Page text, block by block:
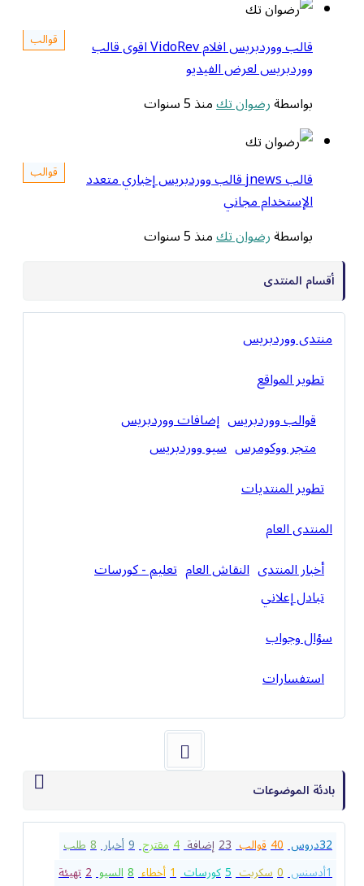
قوالب قالب ووردبريس افلام VidoRev اقوى قالب
ووردبريس لعرض الفيديو
بواسطةرضوان تكمنذ 5 سنوات
قوالب قالب jnews قالب ووردبريس إخباري متعدد
الإستخدام مجاني
بواسطةرضوان تكمنذ 5 سنوات
أقسام المنتدى
منتدى ووردبريس
تطوير المواقع
قوالب ووردبريس إضافات ووردبريس
متجر ووكومرس سيو ووردبريس
تطوير المنتديات
المنتدى العام
أخبار المنتدى النقاش العام تعليم - كورسات
تبادل إعلاني
سؤال وجواب
استفسارات
بادئة الموضوعات
32دروس 40قوالب23إضافة4 مقترح 9 أخبار8 طلب
أدسنس 0 سكربت5 كورسات1 أخطاء8 السيو 2 تهيئة